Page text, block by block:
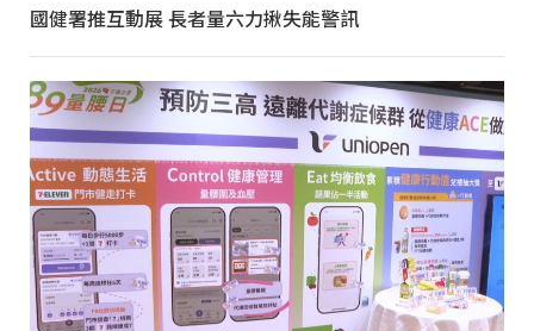
國健署推互動展 長者量六力揪失能警訊